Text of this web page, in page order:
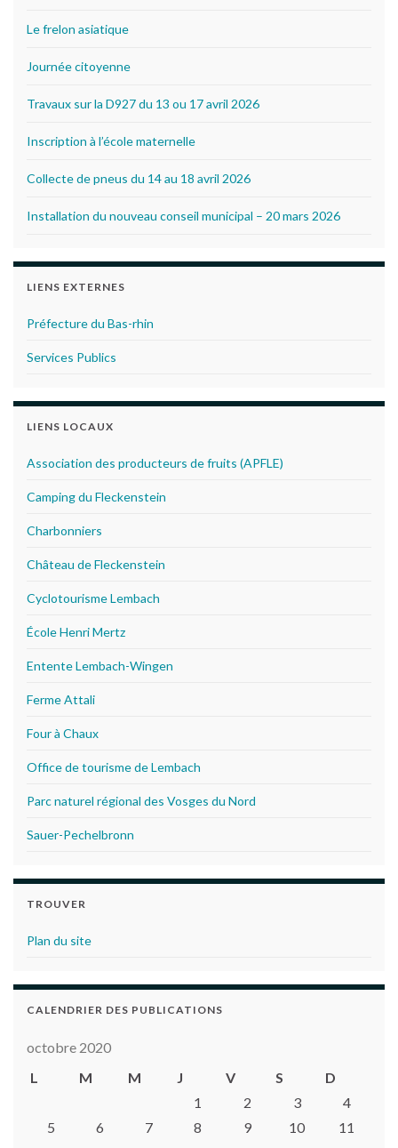
Le frelon asiatique
Journée citoyenne
Travaux sur la D927 du 13 ou 17 avril 2026
Inscription à l’école maternelle
Collecte de pneus du 14 au 18 avril 2026
Installation du nouveau conseil municipal – 20 mars 2026
LIENS EXTERNES
Préfecture du Bas-rhin
Services Publics
LIENS LOCAUX
Association des producteurs de fruits (APFLE)
Camping du Fleckenstein
Charbonniers
Château de Fleckenstein
Cyclotourisme Lembach
École Henri Mertz
Entente Lembach-Wingen
Ferme Attali
Four à Chaux
Office de tourisme de Lembach
Parc naturel régional des Vosges du Nord
Sauer-Pechelbronn
TROUVER
Plan du site
CALENDRIER DES PUBLICATIONS
octobre 2020
L
M M J V S
D
1
2 3
4
5
6 7 8 9 10
11